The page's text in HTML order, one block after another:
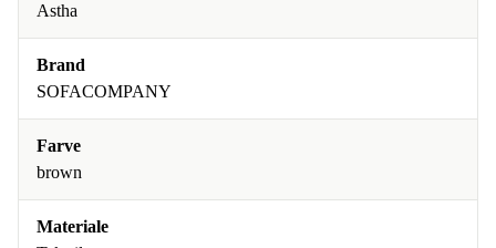
Astha
Brand
SOFACOMPANY
Farve
brown
Materiale